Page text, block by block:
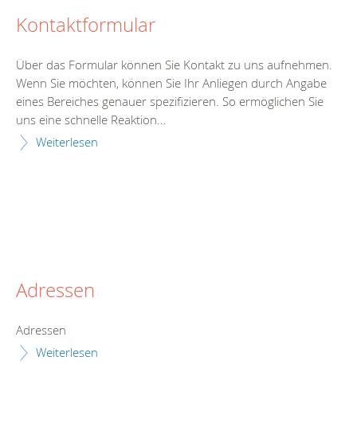
Kontaktformular
Über das Formular können Sie Kontakt zu uns aufnehmen.
Wenn Sie möchten, können Sie Ihr Anliegen durch Angabe
eines Bereiches genauer spezifizieren. So ermöglichen Sie
uns eine schnelle Reaktion...
Weiterlesen
Adressen
Adressen
Weiterlesen